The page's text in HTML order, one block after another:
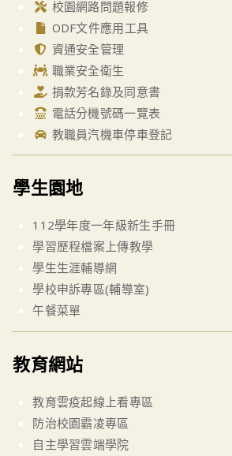
校園網路問題報修
ODF文件應用工具
資通安全管理
職業安全衛生
捐款芳名錄及同意書
電話分機號碼一覽表
教職員汽機車停車登記
學生園地
112學年度一年級新生手冊
學習歷程檔案上傳教學
學生生涯輔導網
學校申訴專區(輔導室)
午餐菜單
教育網站
教育雲疫起線上看專區
防治校園霸凌專區
自主學習雲端學院